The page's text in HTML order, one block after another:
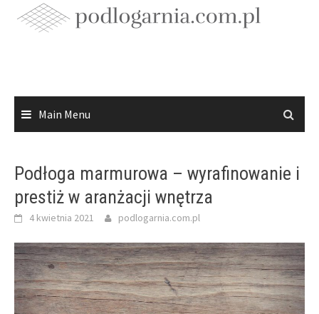
Main Menu
Podłoga marmurowa – wyrafinowanie i
prestiż w aranżacji wnętrza
4 kwietnia 2021 podlogarnia.com.pl